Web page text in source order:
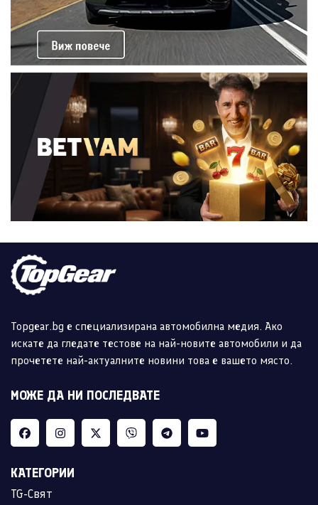
Topgear.bg е специализирана автомобилна медия. Ако
искате да гледате тестове на най-новите автомобили и да
прочетете най-актуалните новини това е вашето място.
МОЖЕ ДА НИ ПОСЛЕДВАТЕ
КАТЕГОРИИ
TG-Свят